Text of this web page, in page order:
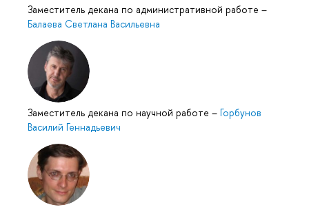
Заместитель декана по административной работе –
Балаева Светлана Васильевна
Заместитель декана по научной работе – Горбунов
Василий Геннадьевич